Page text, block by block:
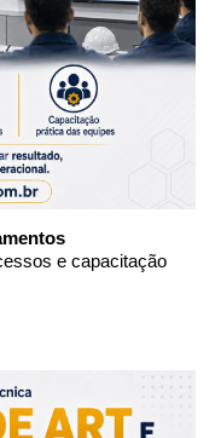
e capacitação